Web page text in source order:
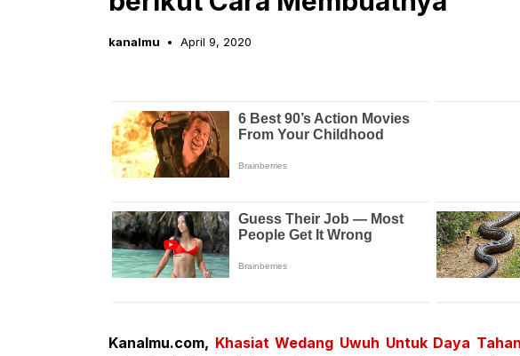
kanalmu April 9, 2020
Kanalmu.com, Khasiat Wedang Uwuh Untuk Daya